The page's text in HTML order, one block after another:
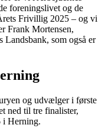
foreningslivet og de
Frivillig 2025 – og vi
Frank Mortensen,
Landsbank, som også er
og udvælger i første
ned til tre finalister,
i Herning.